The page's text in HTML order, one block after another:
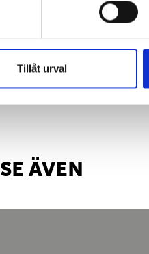
Tillåt urval
SE ÄVEN